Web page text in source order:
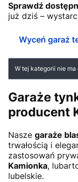
Sprawdź
już dziś –
Wyceń garaż
Lista
W tej kategorii nie
Garaże
producent
Nasze garaże
trwałością i
zastosowań
Kamionka,
lubelskie.